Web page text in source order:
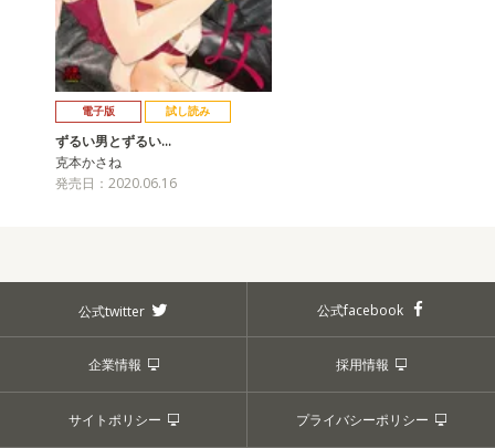
電子版 試し読み
ずるい男とずるい…
克本かさね
発売日：2020.06.16
公式twitter 公式facebook
企業情報 採用情報
サイトポリシー プライバシーポリシー